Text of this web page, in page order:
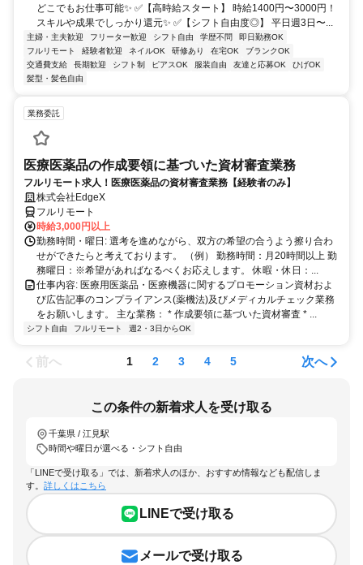
どこでもお仕事可能✨ ✅【高時給スタート】 時給1400円〜3000円！
スキルや成果でしっかり還元✨ ✅【シフト自由度◎】 平日週3日〜...
主婦・主夫歓迎 フリーター歓迎 シフト自由 学歴不問
即日勤務OK
フルリモート
経験者歓迎 ネイルOK 研修あり 在宅OK
ブランクOK
交通費支給
長期歓迎 シフト制 ピアスOK 服装自由 友達と応募OK
ひげOK
髪型・髪色自由
業務委託
医療医薬品の作成要領に基づいた資材審査業務
フルリモート求人！医療医薬品の資材審査業務【経験者のみ】
株式会社EdgeX
フルリモート
時給3,000円以上
勤務時間・曜日: 選考を進めながら、双方の希望の合うよう擦り合わ
せができたらと考えております。 （例） 勤務時間：月20時間以上 勤
務曜日：※希望があればなるべくお応えします。 休暇・休日：...
仕事内容: 医療用医薬品・医療機器に関するプロモーション資材およ
び広告記事のコンプライアンス(薬機法)及びメディカルチェック業務
をお願いします。 主な業務： * 作成要領に基づいた資材審査 * ...
シフト自由 フルリモート 週2・3日からOK
前へ 1 2 3 4 5 次へ
この条件の新着求人を受け取る
千葉県 / 江見駅
時間や曜日が選べる・シフト自由
「LINEで受け取る」では、新着求人のほか、おすすめ情報なども配信しま
す。 詳しくはこちら
LINEで受け取る
メールで受け取る